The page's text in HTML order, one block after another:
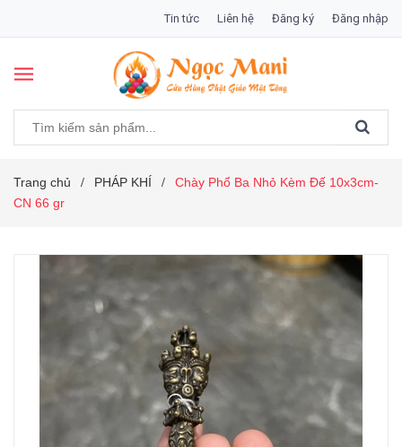
Tin tức Liên hệ Đăng ký Đăng nhập
Trang chủ / PHÁP KHÍ /
Chày Phổ Ba Nhỏ Kèm Đế 10x3cm-
CN 66 gr